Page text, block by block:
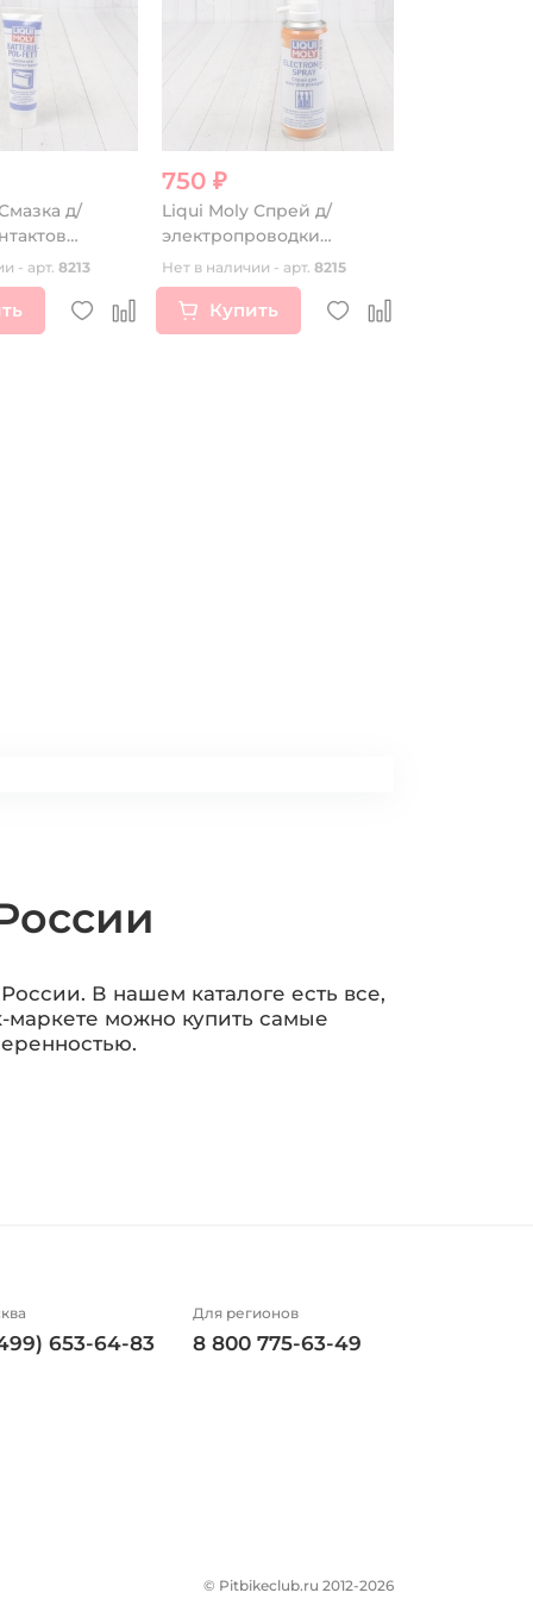
д/
Fett (0,05кг)
- арт. 8213
750 ₽
Liqui Moly Спрей д/
электропроводки
Electronic-Spray (0,2л)
Нет в наличии - арт. 8215
Купить
В нашем каталоге есть все,
маркете можно купить самые
653-64-83
Для регионов
8 800 775-63-49
© Pitbikeclub.ru 2012-2026